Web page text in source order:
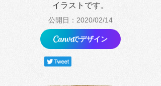
イラストです。
公開日：2020/02/14
でデザイン